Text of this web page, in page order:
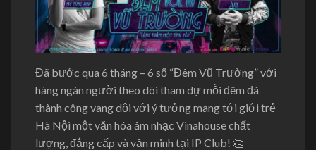
Đã bước qua 6 tháng – 6 số “Đêm Vũ Trường” với
hàng ngàn người theo dõi tham dự mỗi đêm đã
thành công vang dội với ý tưởng mang tới giới trẻ
Hà Nội một văn hóa âm nhạc Vinahouse chất
lượng, đẳng cấp và văn minh tại IP Club! 👏